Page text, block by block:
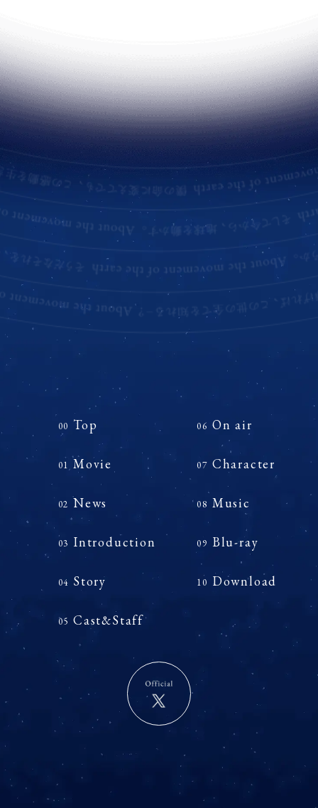
00 Top
01 Movie
02 News
03 Introduction
04 Story
05 Cast&Staff
06 On air
07 Character
08 Music
09 Blu-ray
10 Download